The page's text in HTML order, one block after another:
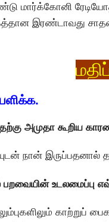
மார்க்கோனி
இரண்டாவது
அமுதா கூறிய
நான் இருப்பதனால்
உடலமைப்பு